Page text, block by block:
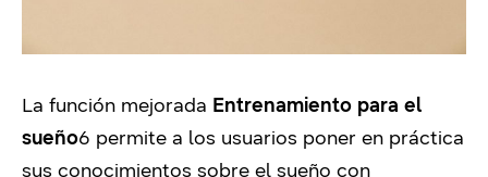
La función mejorada Entrenamiento para el
sueño6 permite a los usuarios poner en práctica
sus conocimientos sobre el sueño con